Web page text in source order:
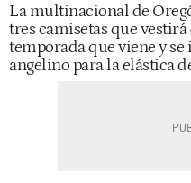
La multinacional de
tres camisetas que
temporada que viene y
angelino para la elástica